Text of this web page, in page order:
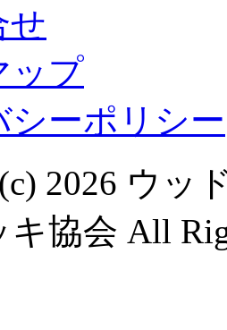
せ
ップ
シーポリシー
2026 ウッ
協会 All